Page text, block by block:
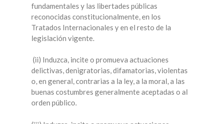
fundamentales y las libertades públicas
reconocidas constitucionalmente, en los
Tratados Internacionales y en el resto de la
legislación vigente.
(ii) Induzca, incite o promueva actuaciones
delictivas, denigratorias, difamatorias, violentas
o, en general, contrarias a la ley, a la moral, a las
buenas costumbres generalmente aceptadas o al
orden público.